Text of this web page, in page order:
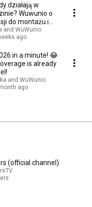
działają w
Wuwunio o
do montażu i
and WuWunio
ago
in a minute! 😂
is already
and WuWunio
ago
(official channel)